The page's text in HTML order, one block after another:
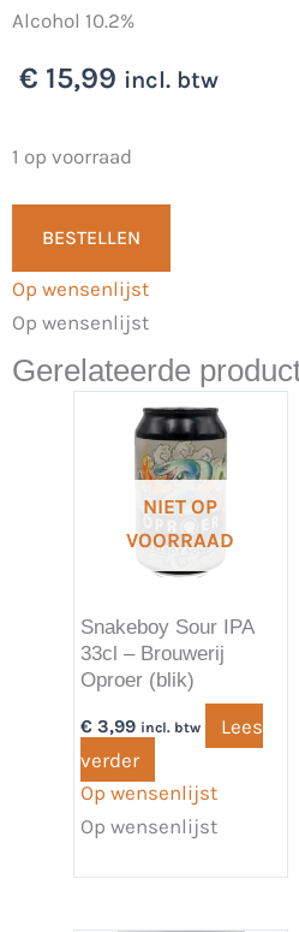
Alcohol 10.2%
€ 15,99 incl. btw
1 op voorraad
TX
Wine
0.5L
-
Brouwerij
BESTELLEN
Op wensenlijst
Op wensenlijst
Gerelateerde
NIET OP
VOORRAAD
Snakeboy Sour IPA
33cl – Brouwerij
Oproer (blik)
€ 3,99 incl. btw
Lees
verder
Op wensenlijst
Op wensenlijst